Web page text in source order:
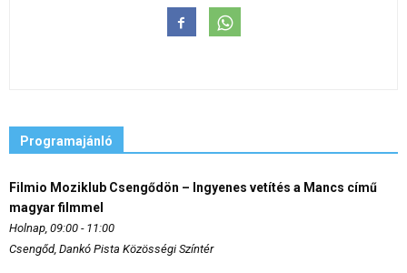
Programajánló
Filmio Moziklub Csengődön – Ingyenes vetítés a Mancs című
magyar filmmel
Holnap, 09:00 - 11:00
Csengőd, Dankó Pista Közösségi Színtér